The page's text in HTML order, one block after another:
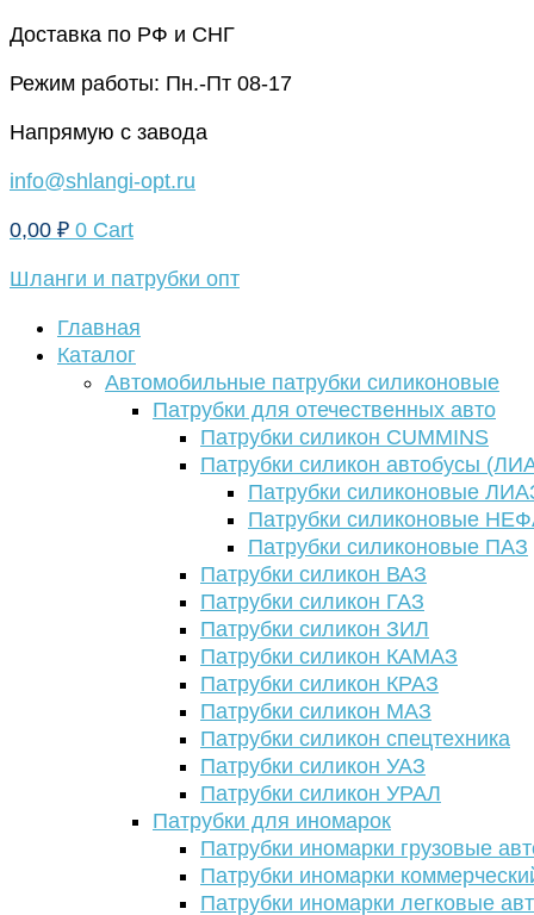
Перейти
содержимому
Доставка по РФ и СНГ
Режим работы: Пн.-Пт 08-17
Напрямую с завода
info@shlangi-opt.ru
0,00 ₽ 0 Cart
Шланги и патрубки опт
Главная
Каталог
Автомобильные патрубки силиконовые
Патрубки для отечественных авто
Патрубки силикон CUMMINS
Патрубки силикон автобусы
Патрубки силиконовые
Патрубки силиконовые
Патрубки силиконовые ПАЗ
Патрубки силикон ВАЗ
Патрубки силикон ГАЗ
Патрубки силикон ЗИЛ
Патрубки силикон КАМАЗ
Патрубки силикон КРАЗ
Патрубки силикон МАЗ
Патрубки силикон спецтехника
Патрубки силикон УАЗ
Патрубки силикон УРАЛ
Патрубки для иномарок
Патрубки иномарки грузовые
Патрубки иномарки
Патрубки иномарки легковые